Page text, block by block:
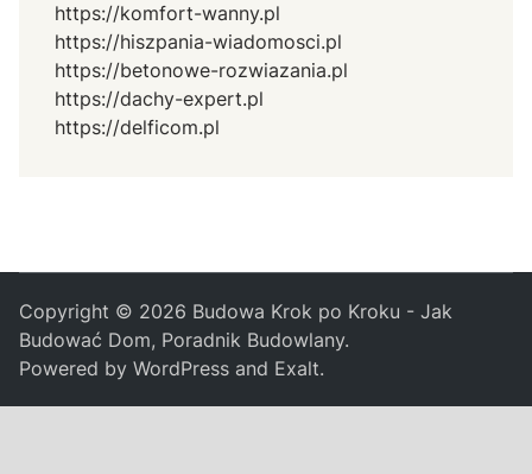
https://komfort-wanny.pl
https://hiszpania-wiadomosci.pl
https://betonowe-rozwiazania.pl
https://dachy-expert.pl
https://delficom.pl
Copyright © 2026 Budowa Krok po Kroku - Jak
Budować Dom, Poradnik Budowlany.
Powered byWordPress and Exalt.